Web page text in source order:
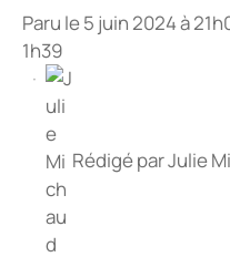
Paru le 5 juin 2024 à
1h39
·
Rédigé parJulie